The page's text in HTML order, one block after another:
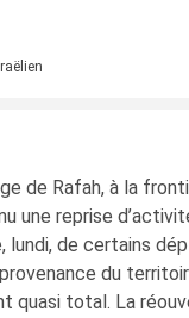
de Rafah, à la
une reprise
lundi, de certains
du
quasi total. La